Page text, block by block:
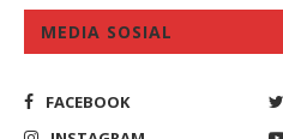
MEDIA SOSIAL
FACEBOOK